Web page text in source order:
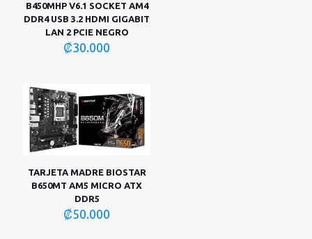
B450MHP V6.1 SOCKET AM4
DDR4 USB 3.2 HDMI GIGABIT
LAN 2 PCIE NEGRO
₡30.000
TARJETA MADRE BIOSTAR
B650MT AM5 MICRO ATX
DDR5
₡50.000